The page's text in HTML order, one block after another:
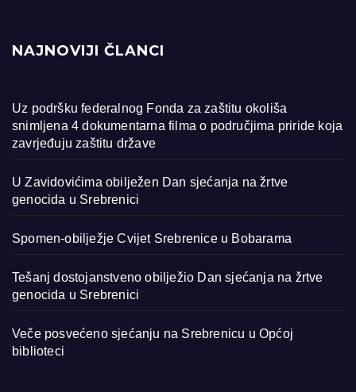
NAJNOVIJI ČLANCI
Uz podršku federalnog Fonda za zaštitu okoliša
snimljena 4 dokumentarna filma o područjima priride koja
zavrjeđuju zaštitu države
U Zavidovićima obilježen Dan sjećanja na žrtve
genocida u Srebrenici
Spomen-obilježje Cvijet Srebrenice u Bobarama
Tešanj dostojanstveno obilježio Dan sjećanja na žrtve
genocida u Srebrenici
Veče posvećeno sjećanju na Srebrenicu u Općoj
biblioteci